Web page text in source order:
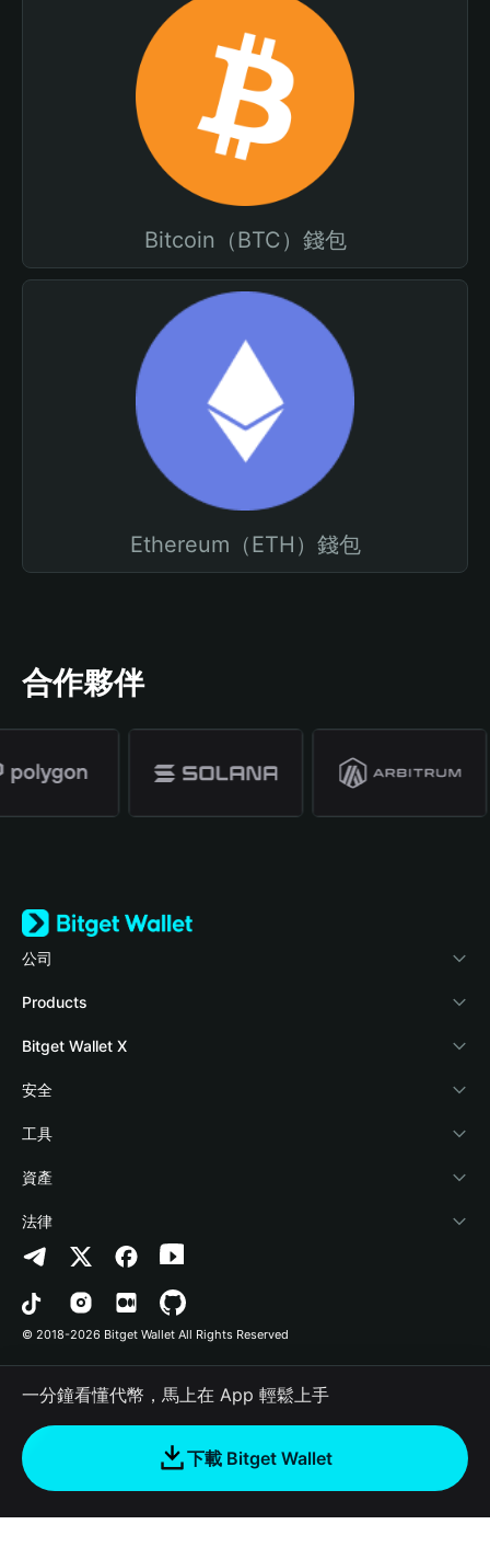
Bitcoin（BTC）錢包
Ethereum（ETH）錢包
合作夥伴
公司
關於 Bitget Wallet
部落格
學院
加密資訊
幫助中心
‌聯繫我們
品牌資源
工作機會
Products
Crypto Card
Stablecoin Earn
Payfi Crypto
Crypto Swap API
Altcoin Season Index
Prediction Markets
DApp
RWA
如何購買加密貨幣
Bitget Wallet X
開發者文件
連接錢包
Bitget Wallet Pay
合作上架
安全
風險保障基金
安全防護技術
工具
快捷買幣
授權檢測
合約檢測
批次轉帳
資產
Arbitrum
Avalanche
Bitcoin
Polygon
法律
隱私協議
用戶使用協議
© 2018-2026 Bitget Wallet All Rights Reserved
一分鐘看懂代幣，馬上在 App 輕鬆上手
下載 Bitget Wallet